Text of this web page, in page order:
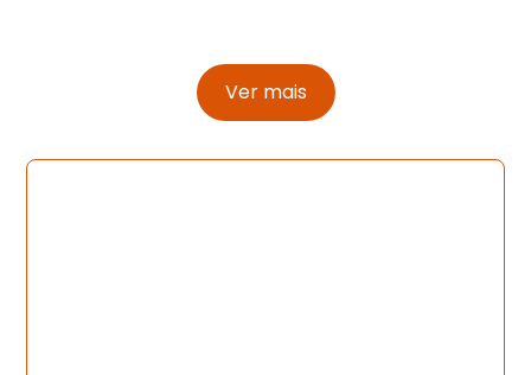
Ver mais